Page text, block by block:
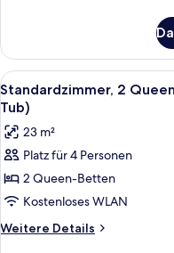
2 Queen-
Betten
Alle
Fotos
für
Standardzimmer,
2 Queen-
Betten
(Mobility
Accessible
4
Standardzimmer, 2
Tub)
23 m²
Platz für 4 Personen
2 Queen-Betten
Kostenloses WLAN
Weitere Details
Weitere